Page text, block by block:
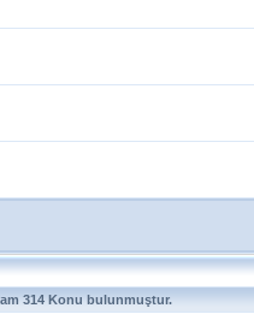
314 Konu bulunmuştur.